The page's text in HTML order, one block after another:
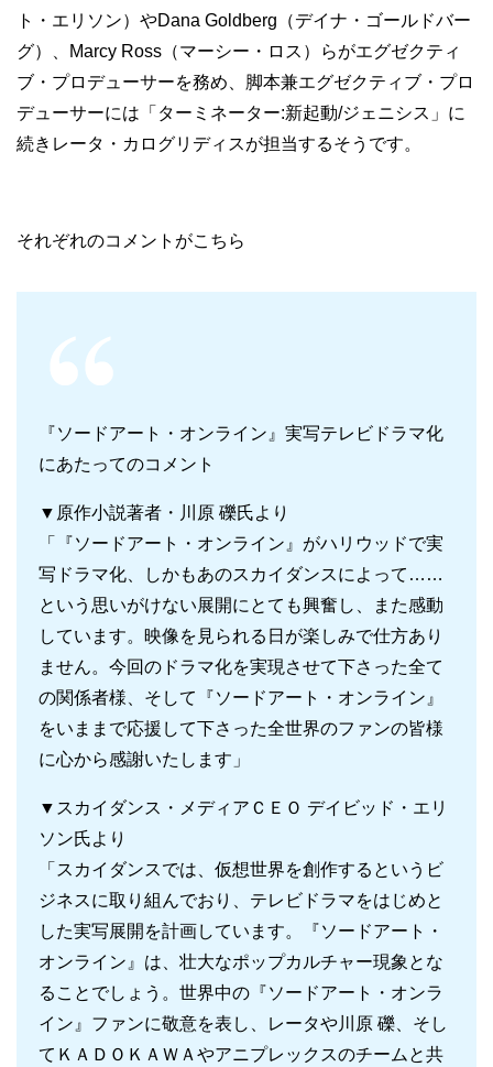
ト・エリソン）やDana Goldberg（デイナ・ゴールドバー
グ）、Marcy Ross（マーシー・ロス）らがエグゼクティ
ブ・プロデューサーを務め、脚本兼エグゼクティブ・プロ
デューサーには「ターミネーター:新起動/ジェニシス」に
続きレータ・カログリディスが担当するそうです。
それぞれのコメントがこちら
『ソードアート・オンライン』実写テレビドラマ化
にあたってのコメント
▼原作小説著者・川原 礫氏より
「『ソードアート・オンライン』がハリウッドで実
写ドラマ化、しかもあのスカイダンスによって……
という思いがけない展開にとても興奮し、また感動
しています。映像を見られる日が楽しみで仕方あり
ません。今回のドラマ化を実現させて下さった全て
の関係者様、そして『ソードアート・オンライン』
をいままで応援して下さった全世界のファンの皆様
に心から感謝いたします」
▼スカイダンス・メディアＣＥＯ デイビッド・エリ
ソン氏より
「スカイダンスでは、仮想世界を創作するというビ
ジネスに取り組んでおり、テレビドラマをはじめと
した実写展開を計画しています。『ソードアート・
オンライン』は、壮大なポップカルチャー現象とな
ることでしょう。世界中の『ソードアート・オンラ
イン』ファンに敬意を表し、レータや川原 礫、そし
てＫＡＤＯＫＡＷＡやアニプレックスのチームと共